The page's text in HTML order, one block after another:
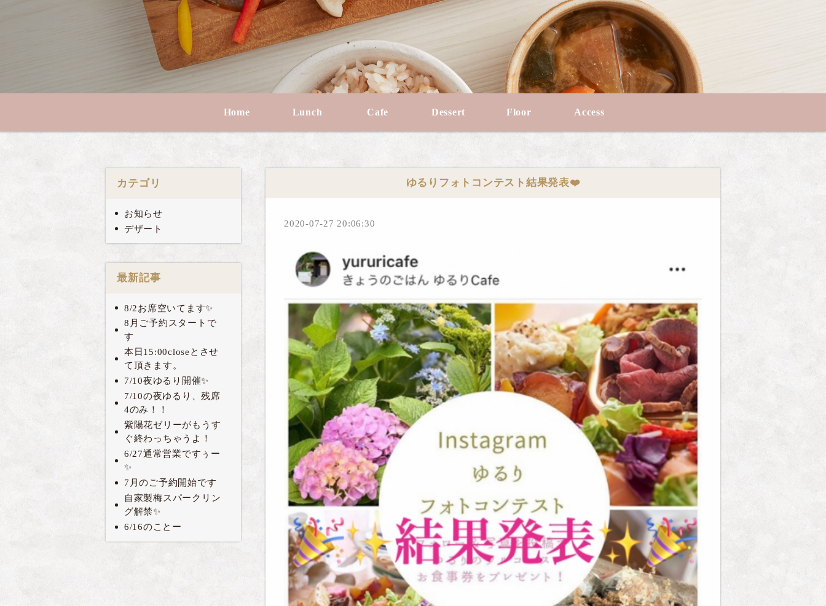
Home Lunch Cafe Dessert Floor Access
カテゴリ
お知らせ
デザート
最新記事
8/2お席空いてます✨
8月ご予約スタートで
す
本日15:00closeとさせ
て頂きます。
7/10夜ゆるり開催✨
7/10の夜ゆるり、残席
4のみ！！
紫陽花ゼリーがもうす
ぐ終わっちゃうよ！
6/27通常営業ですぅー
✨
7月のご予約開始です
自家製梅スパークリン
グ解禁✨
6/16のことー
ゆるりフォトコンテスト結果発表❤️
2020-07-27 20:06:30